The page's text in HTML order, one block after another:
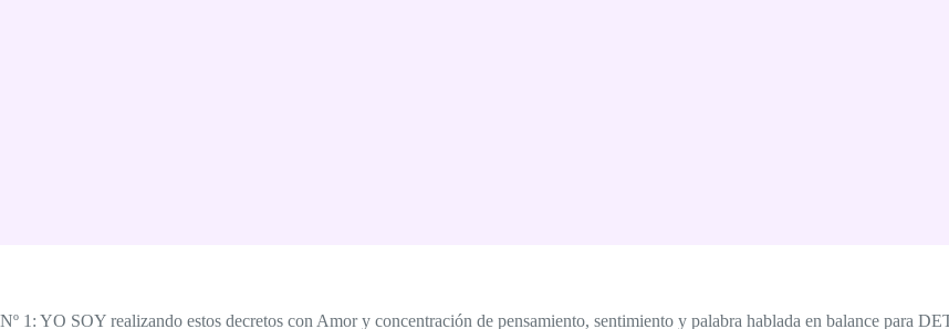
Nº 1: YO SOY realizando estos decretos con Amor y concentración de pensamiento, sentimiento y palabra hablada en balance para